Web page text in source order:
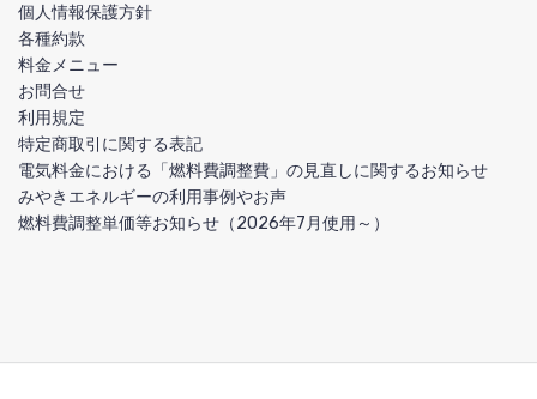
個人情報保護方針
各種約款
料金メニュー
お問合せ
利用規定
特定商取引に関する表記
電気料金における「燃料費調整費」の見直しに関するお知らせ
みやきエネルギーの利用事例やお声
燃料費調整単価等お知らせ（2026年7月使用～）